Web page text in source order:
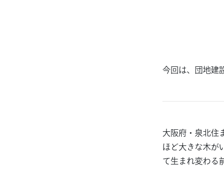
今回は、団地建
大阪府・泉北住
ほど大きな木が
て生まれ変わる